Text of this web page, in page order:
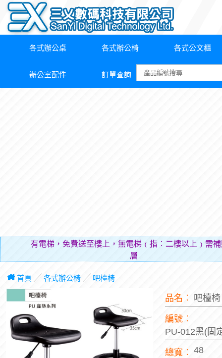
各式辦公桌 各式辦公椅 各式公文櫃
辦公室配件 訂單查詢
有電梯，免費送至樓上，無電梯﹙指︰二樓以上﹚需
層費用
首頁 ╱ 各式辦公椅╱ 吧檯椅
品名︰ 吧檯
編號︰
PU-012黑(固
總寬︰ 48